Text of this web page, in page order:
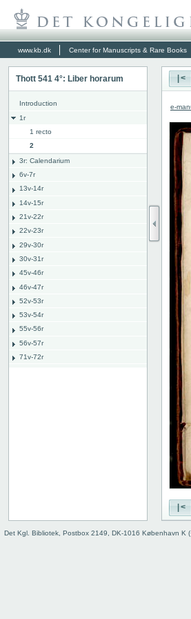
www.kb.dk Center for Manuscripts & Rare Books
Thott 541 4°: Liber horarum
Introduction
1r
1 recto
2
3r: Calendarium
6v-7r
13v-14r
14v-15r
21v-22r
22v-23r
29v-30r
30v-31r
45v-46r
46v-47r
52v-53r
53v-54r
55v-56r
56v-57r
71v-72r
|<
e-
|<
Det Kgl. Bibliotek, Postbox 2149, DK-1016 København